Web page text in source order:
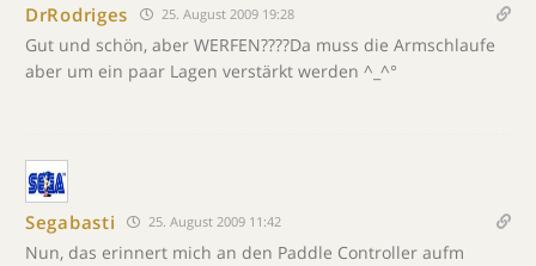
DrRodriges 25. August 2009 19:28
Gut und schön, aber WERFEN????Da muss die Armschlaufe
aber um ein paar Lagen verstärkt werden ^_^°
Segabasti 25. August 2009 11:42
Nun, das erinnert mich an den Paddle Controller aufm